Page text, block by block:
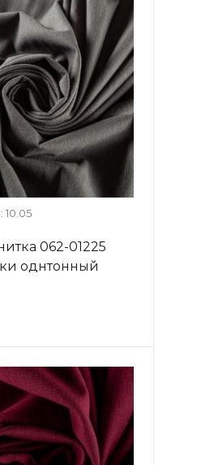
10.05
062-01225
однтонный